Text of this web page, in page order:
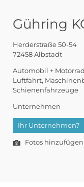
Gühring
Herderstraße 50-54
72458 Albstadt
Automobil + Motorrad
Luftfahrt
Schienenfahrzeuge
Unternehmen
Ihr Unternehmen?
Fotos hinzufügen